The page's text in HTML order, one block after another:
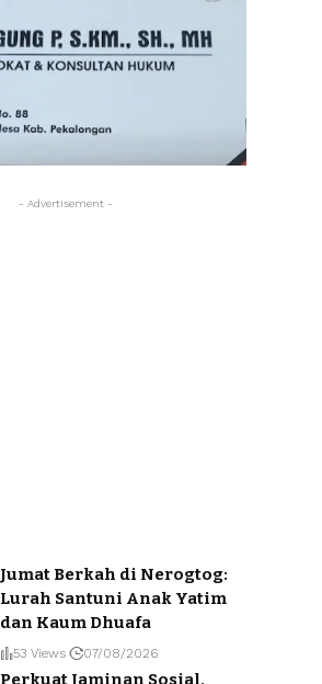
- Advertisement -
Jumat Berkah di Nerogtog:
Lurah Santuni Anak Yatim
dan Kaum Dhuafa
53 Views 07/08/2026
Perkuat Jaminan Sosial,